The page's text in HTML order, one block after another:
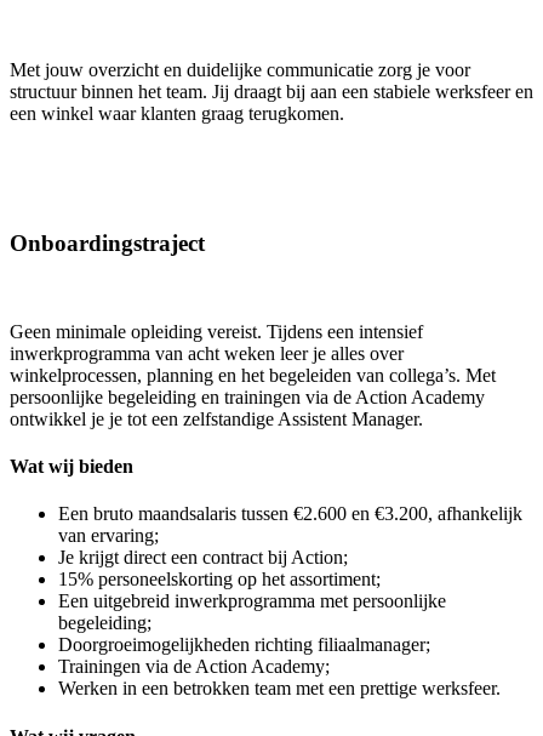
Met jouw overzicht en duidelijke communicatie zorg je voor
structuur binnen het team. Jij draagt bij aan een stabiele werksfeer en
een winkel waar klanten graag terugkomen.
Onboardingstraject
Geen minimale opleiding vereist. Tijdens een intensief
inwerkprogramma van acht weken leer je alles over
winkelprocessen, planning en het begeleiden van collega’s. Met
persoonlijke begeleiding en trainingen via de Action Academy
ontwikkel je je tot een zelfstandige Assistent Manager.
Wat wij bieden
Een bruto maandsalaris tussen €2.600 en €3.200, afhankelijk
van ervaring;
Je krijgt direct een contract bij Action;
15% personeelskorting op het assortiment;
Een uitgebreid inwerkprogramma met persoonlijke
begeleiding;
Doorgroeimogelijkheden richting filiaalmanager;
Trainingen via de Action Academy;
Werken in een betrokken team met een prettige werksfeer.